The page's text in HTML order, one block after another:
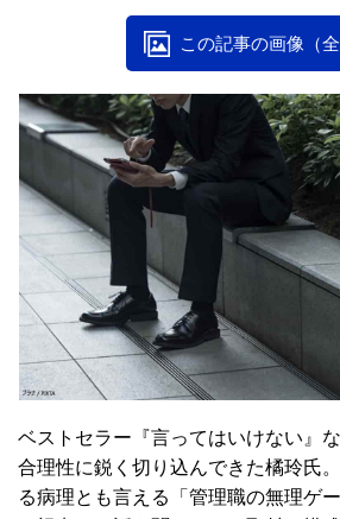
この記事の画像（全
ベストセラー『言ってはいけない』
合理性に鋭く切り込んできた橘玲氏
る病理とも言える「管理職の無理ゲ